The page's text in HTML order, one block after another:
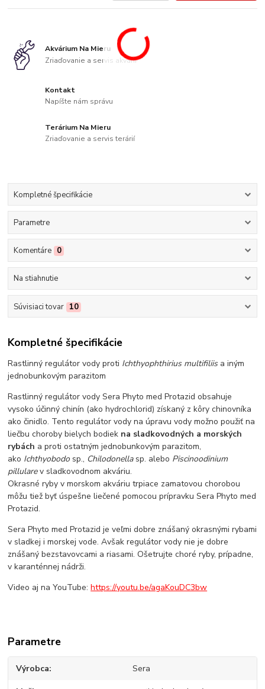
Akvárium Na Mieru
Zriaďovanie a servis akvárií
Kontakt
Napíšte nám správu
Terárium Na Mieru
Zriaďovanie a servis terárií
Kompletné špecifikácie
Parametre
Komentáre 0
Na stiahnutie
Súvisiaci tovar 10
Kompletné špecifikácie
Rastlinný regulátor vody proti Ichthyophthirius multifiliis a iným
jednobunkovým parazitom
Rastlinný regulátor vody Sera Phyto med Protazid obsahuje
vysoko účinný chinín (ako hydrochlorid) získaný z kôry chinovníka
ako činidlo. Tento regulátor vody na úpravu vody možno použiť na
liečbu choroby bielych bodiek na sladkovodných a morských
rybách a proti ostatným jednobunkovým parazitom,
ako Ichthyobodosp., Chilodonellasp. alebo Piscinoodinium
pillularev sladkovodnom akváriu.
Okrasné ryby v morskom akváriu trpiace zamatovou chorobou
môžu tiež byť úspešne liečené pomocou prípravku Sera Phyto med
Protazid.
Sera Phyto med Protazid je veľmi dobre znášaný okrasnými rybami
v sladkej i morskej vode. Avšak regulátor vody nie je dobre
znášaný bezstavovcami a riasami. Ošetrujte choré ryby, prípadne,
v karanténnej nádrži.
Video aj na YouTube:https://youtu.be/agaKouDC3bw
Parametre
Výrobca Sera